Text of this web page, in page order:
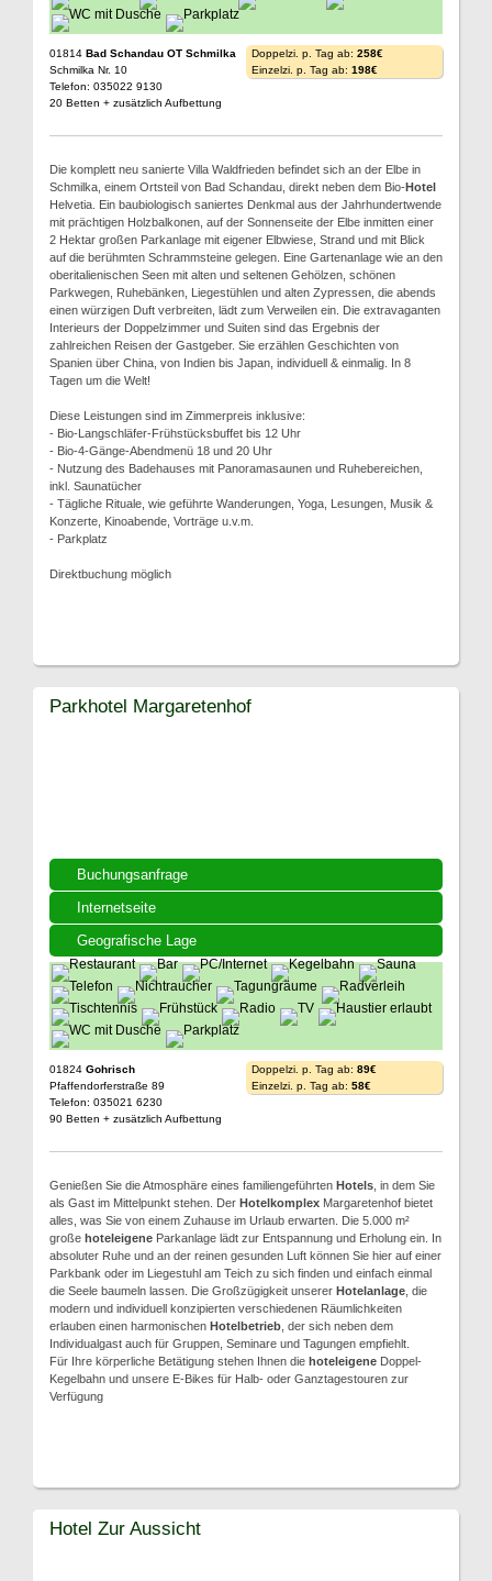
01814 Bad Schandau OT Schmilka
Schmilka Nr. 10
Telefon: 035022 9130
20 Betten + zusätzlich Aufbettung
Doppelzi. p. Tag ab: 258€
Einzelzi. p. Tag ab: 198€
Die komplett neu sanierte Villa Waldfrieden befindet sich an der Elbe in
Schmilka, einem Ortsteil von Bad Schandau, direkt neben dem Bio-Hotel
Helvetia. Ein baubiologisch saniertes Denkmal aus der Jahrhundertwende
mit prächtigen Holzbalkonen, auf der Sonnenseite der Elbe inmitten einer
2 Hektar großen Parkanlage mit eigener Elbwiese, Strand und mit Blick
auf die berühmten Schrammsteine gelegen. Eine Gartenanlage wie an den
oberitalienischen Seen mit alten und seltenen Gehölzen, schönen
Parkwegen, Ruhebänken, Liegestühlen und alten Zypressen, die abends
einen würzigen Duft verbreiten, lädt zum Verweilen ein. Die extravaganten
Interieurs der Doppelzimmer und Suiten sind das Ergebnis der
zahlreichen Reisen der Gastgeber. Sie erzählen Geschichten von
Spanien über China, von Indien bis Japan, individuell & einmalig. In 8
Tagen um die Welt!
Diese Leistungen sind im Zimmerpreis inklusive:
- Bio-Langschläfer-Frühstücksbuffet bis 12 Uhr
- Bio-4-Gänge-Abendmenü 18 und 20 Uhr
- Nutzung des Badehauses mit Panoramasaunen und Ruhebereichen,
inkl. Saunatücher
- Tägliche Rituale, wie geführte Wanderungen, Yoga, Lesungen, Musik &
Konzerte, Kinoabende, Vorträge u.v.m.
- Parkplatz
Direktbuchung möglich
Buchungsanfrage
Internetseite
Geografische Lage
Parkhotel Margaretenhof
01824 Gohrisch
Pfaffendorferstraße 89
Telefon: 035021 6230
90 Betten + zusätzlich Aufbettung
Doppelzi. p. Tag ab: 89€
Einzelzi. p. Tag ab: 58€
Genießen Sie die Atmosphäre eines familiengeführten Hotels , in dem Sie
als Gast im Mittelpunkt stehen. Der Hotelkomplex Margaretenhof bietet
alles, was Sie von einem Zuhause im Urlaub erwarten. Die 5.000 m²
große hoteleigene Parkanlage lädt zur Entspannung und Erholung ein. In
absoluter Ruhe und an der reinen gesunden Luft können Sie hier auf einer
Parkbank oder im Liegestuhl am Teich zu sich finden und einfach einmal
die Seele baumeln lassen. Die Großzügigkeit unserer Hotelanlage , die
modern und individuell konzipierten verschiedenen Räumlichkeiten
erlauben einen harmonischen Hotelbetrieb , der sich neben dem
Individualgast auch für Gruppen, Seminare und Tagungen empfiehlt.
Für Ihre körperliche Betätigung stehen Ihnen die hoteleigene Doppel-
Kegelbahn und unsere E-Bikes für Halb- oder Ganztagestouren zur
Verfügung
Hotel Zur Aussicht